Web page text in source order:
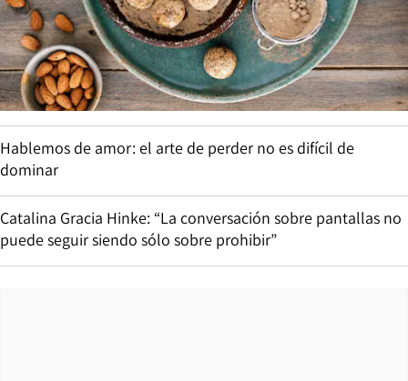
Hablemos de amor: el arte de perder no es difícil de
dominar
Catalina Gracia Hinke: “La conversación sobre pantallas no
puede seguir siendo sólo sobre prohibir”